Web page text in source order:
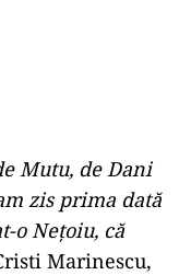
Mutu, de Dani
zis prima dată
o Neţoiu, că
Marinescu,